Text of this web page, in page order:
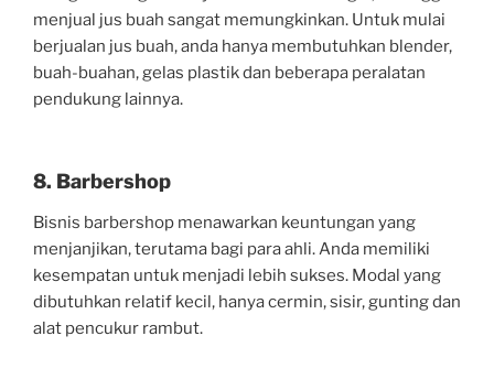
menjual jus buah sangat memungkinkan. Untuk mulai
berjualan jus buah, anda hanya membutuhkan blender,
buah-buahan, gelas plastik dan beberapa peralatan
pendukung lainnya.
8. Barbershop
Bisnis barbershop menawarkan keuntungan yang
menjanjikan, terutama bagi para ahli. Anda memiliki
kesempatan untuk menjadi lebih sukses. Modal yang
dibutuhkan relatif kecil, hanya cermin, sisir, gunting dan
alat pencukur rambut.